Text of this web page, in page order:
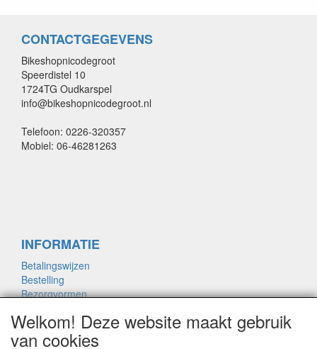
CONTACTGEGEVENS
Bikeshopnicodegroot
Speerdistel 10
1724TG Oudkarspel
info@bikeshopnicodegroot.nl
Telefoon: 0226-320357
Mobiel: 06-46281263
INFORMATIE
Betalingswijzen
Bestelling
Bezorgvormen
Framemaat
Welkom! Deze website maakt gebruik
van cookies